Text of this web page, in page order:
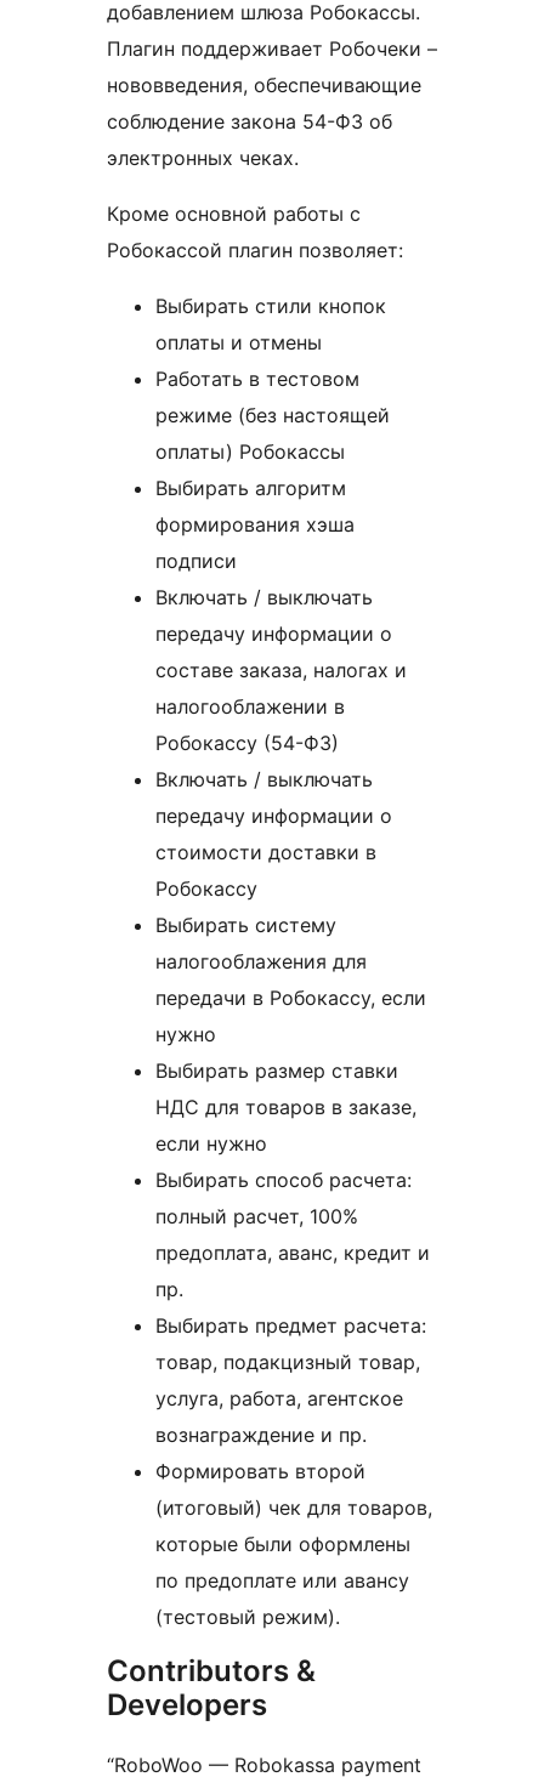
добавлением шлюза Робокассы.
Плагин поддерживает Робочеки –
нововведения, обеспечивающие
соблюдение закона 54-ФЗ об
электронных чеках.
Кроме основной работы с
Робокассой плагин позволяет:
Выбирать стили кнопок
оплаты и отмены
Работать в тестовом
режиме (без настоящей
оплаты) Робокассы
Выбирать алгоритм
формирования хэша
подписи
Включать / выключать
передачу информации о
составе заказа, налогах и
налогооблажении в
Робокассу (54-ФЗ)
Включать / выключать
передачу информации о
стоимости доставки в
Робокассу
Выбирать систему
налогооблажения для
передачи в Робокассу, если
нужно
Выбирать размер ставки
НДС для товаров в заказе,
если нужно
Выбирать способ расчета:
полный расчет, 100%
предоплата, аванс, кредит и
пр.
Выбирать предмет расчета:
товар, подакцизный товар,
услуга, работа, агентское
вознаграждение и пр.
Формировать второй
(итоговый) чек для товаров,
которые были оформлены
по предоплате или авансу
(тестовый режим).
Contributors &
Developers
“RoboWoo — Robokassa payment